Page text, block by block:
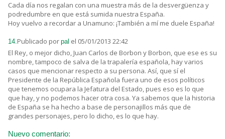
Cada día nos regalan con una muestra más de la desvergüenza y
podredumbre en que está sumida nuestra España.
Hoy vuelvo a recordar a Unamuno: ¡También a mí me duele España!
14.Publicado por pal el 05/01/2013 22:42
El Rey, o mejor dicho, Juan Carlos de Borbon y Borbon, que ese es su
nombre, tampoco de salva de la trapalería española, hay varios
casos que mencionar respecto a su persona. Así, que sí el
Presidente de la República Española fuera uno de esos políticos
que tenemos ocupara la Jefatura del Estado, pues eso es lo que
que hay, y no podemos hacer otra cosa. Ya sabemos que la historia
de España se ha hecho a base de personajillos más que de
grandes personajes, pero lo dicho, es lo que hay.
Nuevo comentario: